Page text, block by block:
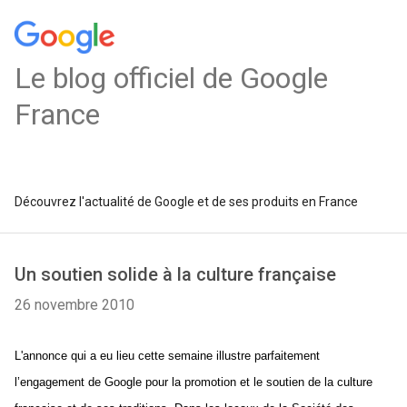
Le blog officiel de Google
France
Découvrez l'actualité de Google et de ses produits en France
Un soutien solide à la culture française
26 novembre 2010
L'annonce qui a eu lieu cette semaine illustre parfaitement
l’engagement de Google pour la promotion et le soutien de la culture